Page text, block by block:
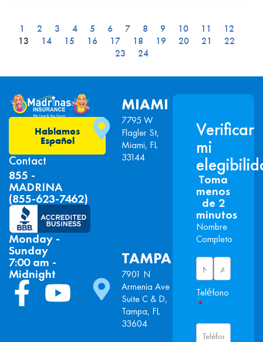
1 2 3 4 5 6 7 8 9 10 11
12
13
14 15 16 17 18 19 20 21
22
23
24
Hablamos
Español
Contact
855 -
MADRINA
(855-623-7462)
Monday -
Sunday
7:00 am -
Midnight
MIAMI
7795 W
Flagler St,
Miami, FL
33144
TAMPA
7901 N
Armenia Ave
Suite C & D,
Tampa, FL
33604
Verificar
mi
Toma
menos
de 2
minutos
Nombre
Completo
Teléfono
*